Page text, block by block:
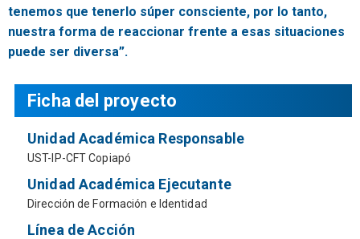
tenemos que tenerlo súper consciente, por lo tanto,
nuestra forma de reaccionar frente a esas situaciones
puede ser diversa”.
Ficha del proyecto
Unidad Académica Responsable
UST-IP-CFT Copiapó
Unidad Académica Ejecutante
Dirección de Formación e Identidad
Línea de Acción